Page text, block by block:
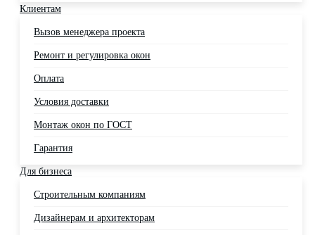
Клиентам
Вызов менеджера проекта
Ремонт и регулировка окон
Оплата
Условия доставки
Монтаж окон по ГОСТ
Гарантия
Для бизнеса
Строительным компаниям
Дизайнерам и архитекторам